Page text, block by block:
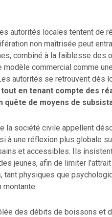
autorités locales tentent de
non maîtrisée peut
combiné à la faiblesse des
modèle commercial comme
autorités se retrouvent dès
en tenant compte des
quête de moyens de
la société civile appellent
à une réflexion plus globale
et accessibles. Ils insistent
jeunes, afin de limiter
tant physiques que
montante.
des débits de boissons et